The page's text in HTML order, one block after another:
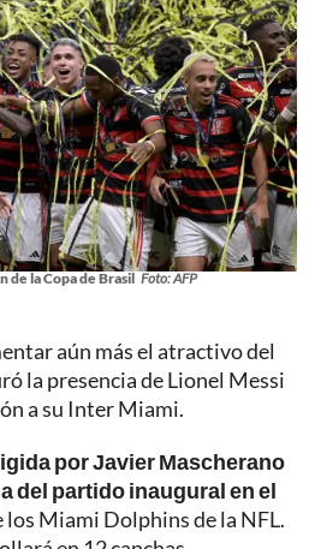
de la Copa de Brasil Foto: AFP
aún más el atractivo del
la presencia de Lionel Messi
a su Inter Miami.
por Javier Mascherano
del partido inaugural en el
los Miami Dolphins de la NFL.